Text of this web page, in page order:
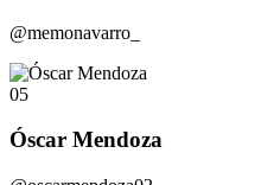
@memonavarro_
05
Óscar Mendoza